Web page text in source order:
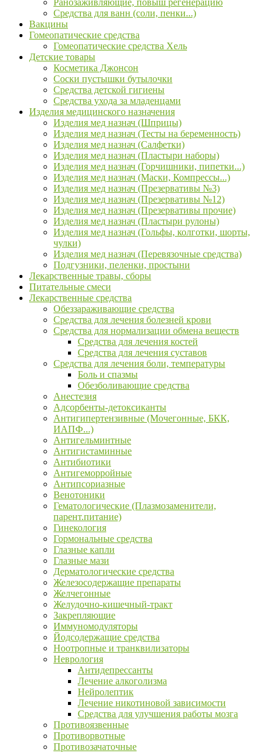
Ранозаживляющие, повыш регенерацию
Средства для ванн (соли, пенки...)
Вакцины
Гомеопатические средства
Гомеопатические средства Хель
Детские товары
Косметика Джонсон
Соски пустышки бутылочки
Средства детской гигиены
Средства ухода за младенцами
Изделия медицинского назначения
Изделия мед назнач (Шприцы)
Изделия мед назнач (Тесты на беременность)
Изделия мед назнач (Салфетки)
Изделия мед назнач (Пластыри наборы)
Изделия мед назнач (Горчишники, пипетки...)
Изделия мед назнач (Маски, Компрессы...)
Изделия мед назнач (Презервативы №3)
Изделия мед назнач (Презервативы №12)
Изделия мед назнач (Презервативы прочие)
Изделия мед назнач (Пластыри рулоны)
Изделия мед назнач (Гольфы, колготки, шорты,
чулки)
Изделия мед назнач (Перевязочные средства)
Подгузники, пеленки, простыни
Лекарственные травы, сборы
Питательные смеси
Лекарственные средства
Обеззараживающие средства
Средства для лечения болезней крови
Средства для нормализации обмена веществ
Средства для лечения костей
Средства для лечения суставов
Средства для лечения боли, температуры
Боль и спазмы
Обезболивающие средства
Анестезия
Адсорбенты-детоксиканты
Антигипертензивные (Мочегонные, БКК,
ИАПФ...)
Антигельминтные
Антигистаминные
Антибиотики
Антигеморройные
Антипсориазные
Венотоники
Гематологические (Плазмозаменители,
парент.питание)
Гинекология
Гормональные средства
Глазные капли
Глазные мази
Дерматологические средства
Железосодержащие препараты
Желчегонные
Желудочно-кишечный-тракт
Закрепляющие
Иммуномодуляторы
Йодсодержащие средства
Ноотропные и транквилизаторы
Неврология
Антидепрессанты
Лечение алкоголизма
Нейролептик
Лечение никотиновой зависимости
Средства для улучшения работы мозга
Противоязвенные
Противорвотные
Противозачаточные